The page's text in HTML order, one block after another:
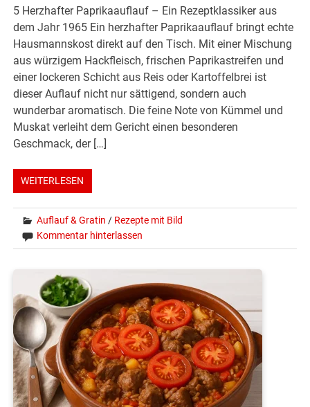
5 Herzhafter Paprikaauflauf – Ein Rezeptklassiker aus
dem Jahr 1965 Ein herzhafter Paprikaauflauf bringt echte
Hausmannskost direkt auf den Tisch. Mit einer Mischung
aus würzigem Hackfleisch, frischen Paprikastreifen und
einer lockeren Schicht aus Reis oder Kartoffelbrei ist
dieser Auflauf nicht nur sättigend, sondern auch
wunderbar aromatisch. Die feine Note von Kümmel und
Muskat verleiht dem Gericht einen besonderen
Geschmack, der […]
WEITERLESEN
Auflauf & Gratin / Rezepte mit Bild
Kommentar hinterlassen